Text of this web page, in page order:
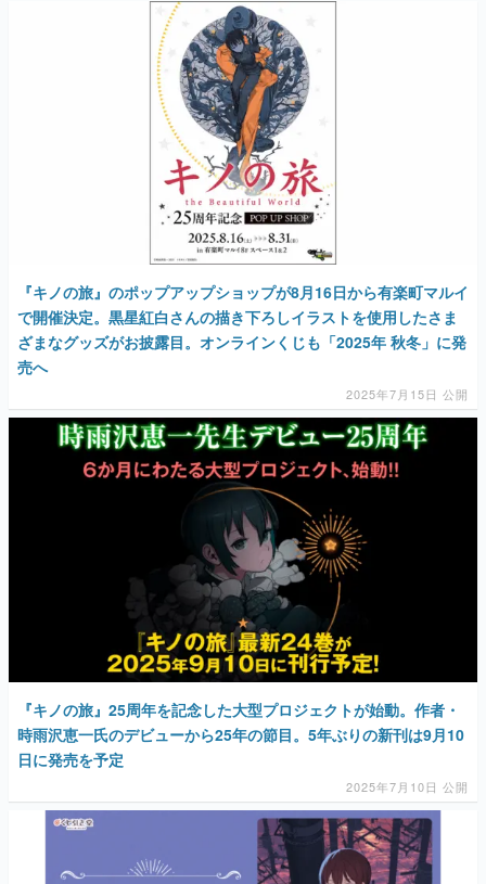
電ファミニコゲーマーとは？
『キノの旅』のポップアップショップが8月16日から有楽町マルイ
で開催決定。黒星紅白さんの描き下ろしイラストを使用したさま
ざまなグッズがお披露目。オンラインくじも「2025年 秋冬」に発
売へ
2025年7月15日 公開
『キノの旅』25周年を記念した大型プロジェクトが始動。作者・
時雨沢恵一氏のデビューから25年の節目。5年ぶりの新刊は9月10
日に発売を予定
2025年7月10日 公開